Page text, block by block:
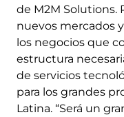
de M2M Solutions.
nuevos mercados
los negocios que
estructura
de servicios
para los grandes
Latina. “Será un